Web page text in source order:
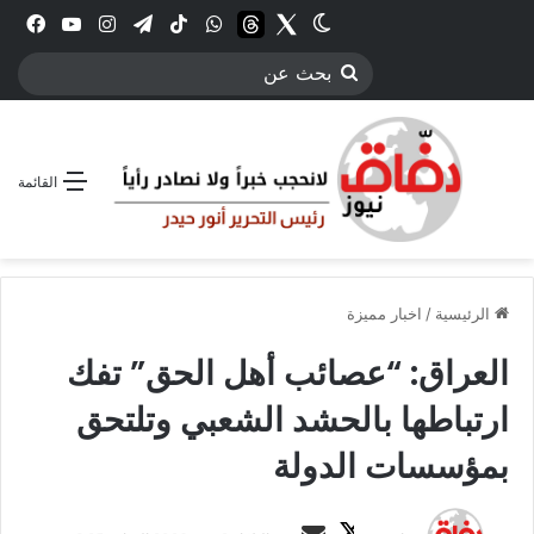
انستقرامتيلقرام‫TikTokواتسابthreadsTwitter
الوضع المظلم
بحث
القائمة
الرئيسية / اخبار مميزة
العراق: “عصائب أهل الحق” تفك
ارتباطها بالحشد الشعبي وتلتحق
بمؤسسات الدولة